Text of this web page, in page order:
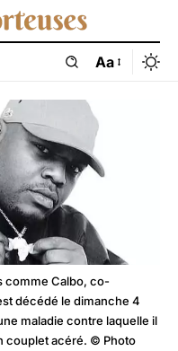
Aa
comme Calbo, co-
décédé le dimanche 4
maladie contre laquelle il
couplet acéré. © Photo